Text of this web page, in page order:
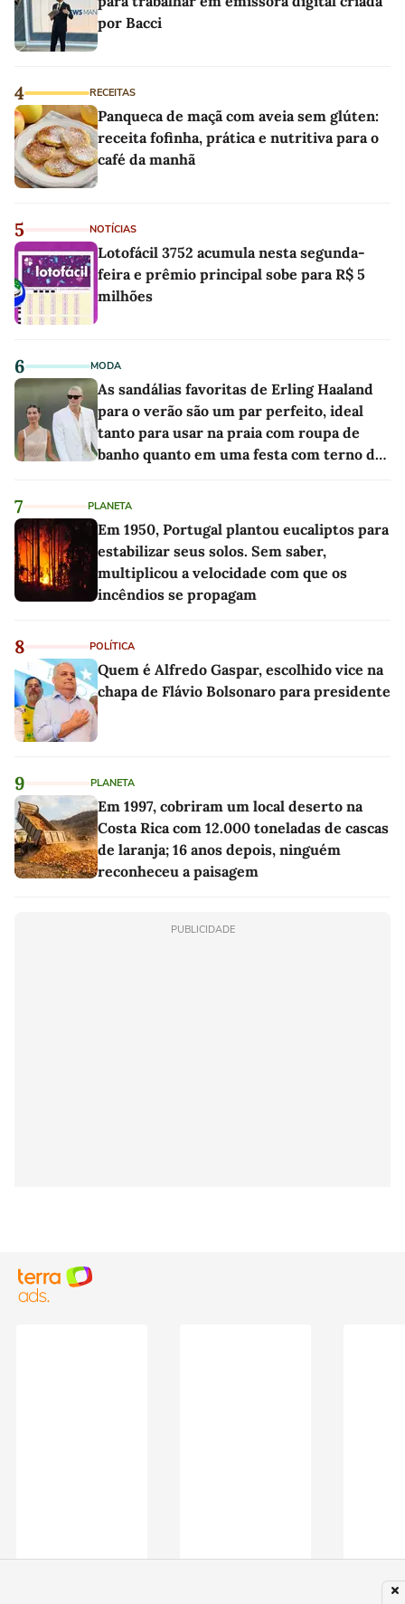
por Bacci
4 RECEITAS
Panqueca de maçã com aveia sem glúten:
receita fofinha, prática e nutritiva para o
café da manhã
5 NOTÍCIAS
Lotofácil 3752 acumula nesta segunda-
feira e prêmio principal sobe para R$ 5
milhões
6 MODA
As sandálias favoritas de Erling Haaland
para o verão são um par perfeito, ideal
tanto para usar na praia com roupa de
banho quanto em uma festa com terno de
7 PLANETA
Em 1950, Portugal plantou eucaliptos para
estabilizar seus solos. Sem saber,
multiplicou a velocidade com que os
incêndios se propagam
8 POLÍTICA
Quem é Alfredo Gaspar, escolhido vice na
chapa de Flávio Bolsonaro para presidente
9 PLANETA
Em 1997, cobriram um local deserto na
Costa Rica com 12.000 toneladas de cascas
de laranja; 16 anos depois, ninguém
reconheceu a paisagem
PUBLICIDADE